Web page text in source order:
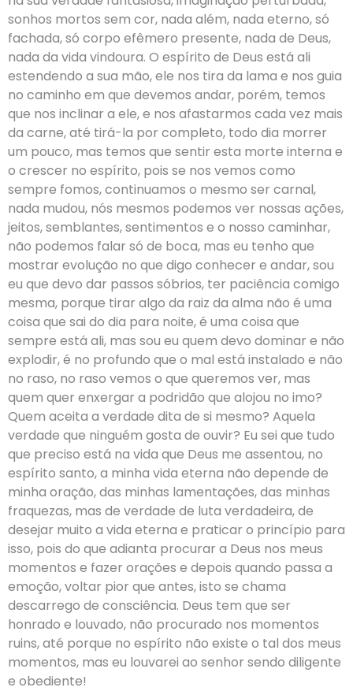
sonhos mortos sem cor, nada além, nada eterno, só
fachada, só corpo efêmero presente, nada de Deus,
nada da vida vindoura. O espírito de Deus está ali
estendendo a sua mão, ele nos tira da lama e nos guia
no caminho em que devemos andar, porém, temos
que nos inclinar a ele, e nos afastarmos cada vez mais
da carne, até tirá-la por completo, todo dia morrer
um pouco, mas temos que sentir esta morte interna e
o crescer no espírito, pois se nos vemos como
sempre fomos, continuamos o mesmo ser carnal,
nada mudou, nós mesmos podemos ver nossas ações,
jeitos, semblantes, sentimentos e o nosso caminhar,
não podemos falar só de boca, mas eu tenho que
mostrar evolução no que digo conhecer e andar, sou
eu que devo dar passos sóbrios, ter paciência comigo
mesma, porque tirar algo da raiz da alma não é uma
coisa que sai do dia para noite, é uma coisa que
sempre está ali, mas sou eu quem devo dominar e não
explodir, é no profundo que o mal está instalado e não
no raso, no raso vemos o que queremos ver, mas
quem quer enxergar a podridão que alojou no imo?
Quem aceita a verdade dita de si mesmo? Aquela
verdade que ninguém gosta de ouvir? Eu sei que tudo
que preciso está na vida que Deus me assentou, no
espírito santo, a minha vida eterna não depende de
minha oração, das minhas lamentações, das minhas
fraquezas, mas de verdade de luta verdadeira, de
desejar muito a vida eterna e praticar o princípio para
isso, pois do que adianta procurar a Deus nos meus
momentos e fazer orações e depois quando passa a
emoção, voltar pior que antes, isto se chama
descarrego de consciência. Deus tem que ser
honrado e louvado, não procurado nos momentos
ruins, até porque no espírito não existe o tal dos meus
momentos, mas eu louvarei ao senhor sendo diligente
e obediente!